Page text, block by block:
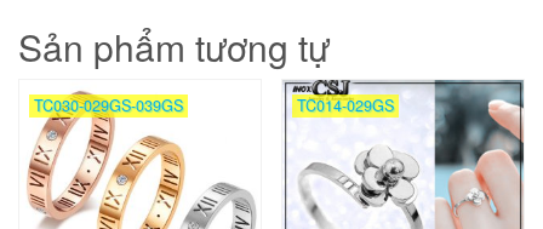
Sản phẩm tương tự
TC030-029GS-039GS TC014-029GS